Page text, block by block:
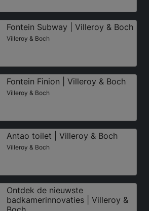
Fontein Subway | Villeroy & Boch
Villeroy & Boch
Fontein Finion | Villeroy & Boch
Villeroy & Boch
Antao toilet | Villeroy & Boch
Villeroy & Boch
Ontdek de nieuwste
badkamerinnovaties | Villeroy &